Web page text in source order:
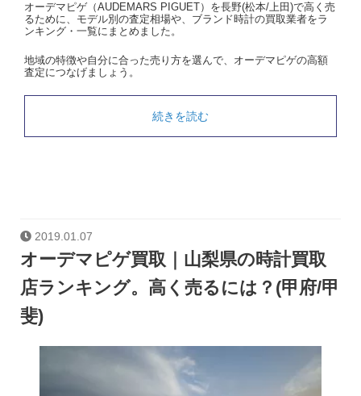
オーデマピゲ（AUDEMARS PIGUET）を長野(松本/上田)で高く売
るために、モデル別の査定相場や、ブランド時計の買取業者をラ
ンキング・一覧にまとめました。
地域の特徴や自分に合った売り方を選んで、オーデマピゲの高額
査定につなげましょう。
続きを読む
2019.01.07
オーデマピゲ買取｜山梨県の時計買取
店ランキング。高く売るには？(甲府/甲
斐)